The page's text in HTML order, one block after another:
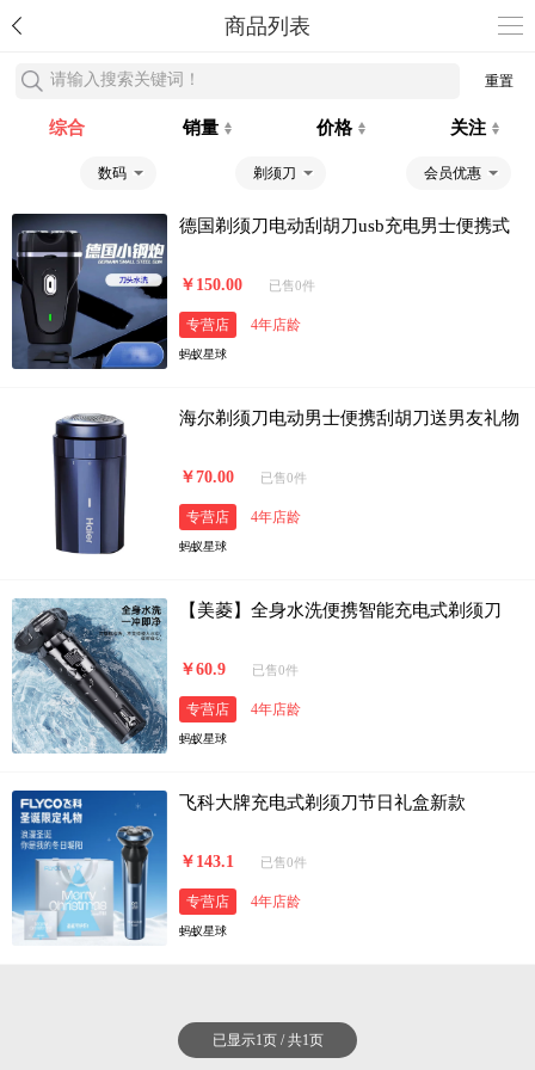
商品列表
请输入搜索关键词！ 重置
综合 销量 价格 关注
数码 剃须刀 会员优惠
德国剃须刀电动刮胡刀usb充电男士便携式
￥150.00 已售0件
专营店 4年店龄
蚂蚁星球
海尔剃须刀电动男士便携刮胡刀送男友礼物
￥70.00 已售0件
专营店 4年店龄
蚂蚁星球
【美菱】全身水洗便携智能充电式剃须刀
￥60.9 已售0件
专营店 4年店龄
蚂蚁星球
飞科大牌充电式剃须刀节日礼盒新款
￥143.1 已售0件
专营店 4年店龄
蚂蚁星球
已显示1页 / 共1页